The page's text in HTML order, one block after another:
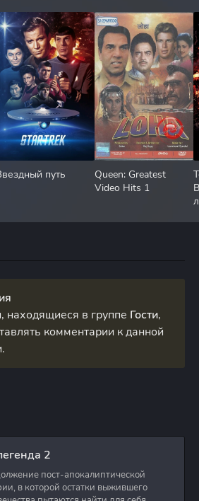
путь
Queen: Greatest
Video Hits 1
находящиеся в группе Гости,
комментарии к данной
2
пост-апокалиптической
в которой остатки выжившего